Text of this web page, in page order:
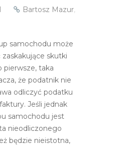
Bartosz Mazur,
samochodu może
skutki
pierwsze, taka
że podatnik nie
odliczyć podatku
Jeśli jednak
samochodu jest
nieodliczonego
będzie nieistotna,